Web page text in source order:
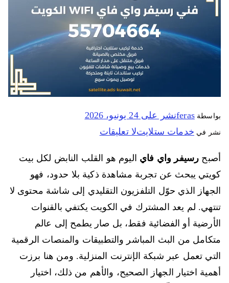
بواسطةferasنشر على24 يونيو، 2026
نشر في خدمات ستلايتلا تعليقات
أصبح رسيفر واي فاي اليوم هو القلب النابض لكل بيت
كويتي يبحث عن تجربة مشاهدة ذكية بلا حدود، فهو
الجهاز الذي حوّل التلفزيون التقليدي إلى شاشة محتوى لا
تنتهي. لم يعد المشترك في الكويت يكتفي بالقنوات
الأرضية أو الفضائية فقط، بل صار يطمح إلى عالم
متكامل من البث المباشر والتطبيقات والمنصات الرقمية
التي تعمل عبر شبكة الإنترنت المنزلية. ومن هنا برزت
أهمية اختيار الجهاز الصحيح، والأهم من ذلك، اختيار